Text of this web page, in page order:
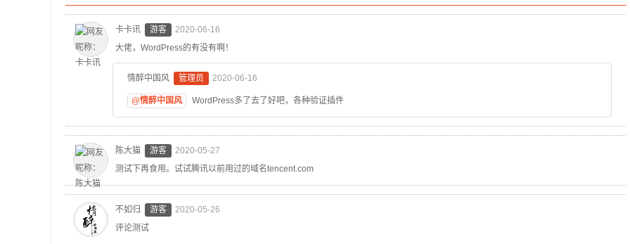
卡卡讯 游客
2020-06-16
大佬，WordPress的有没有啊！
情醉中国风 管理员 2020-06-16
@情醉中国风 WordPress多了去了好吧，各种验证插件
陈大猫 游客
2020-05-27
测试下再食用。试试腾讯以前用过的域名tencent.com
不如归 游客
2020-05-26
评论测试